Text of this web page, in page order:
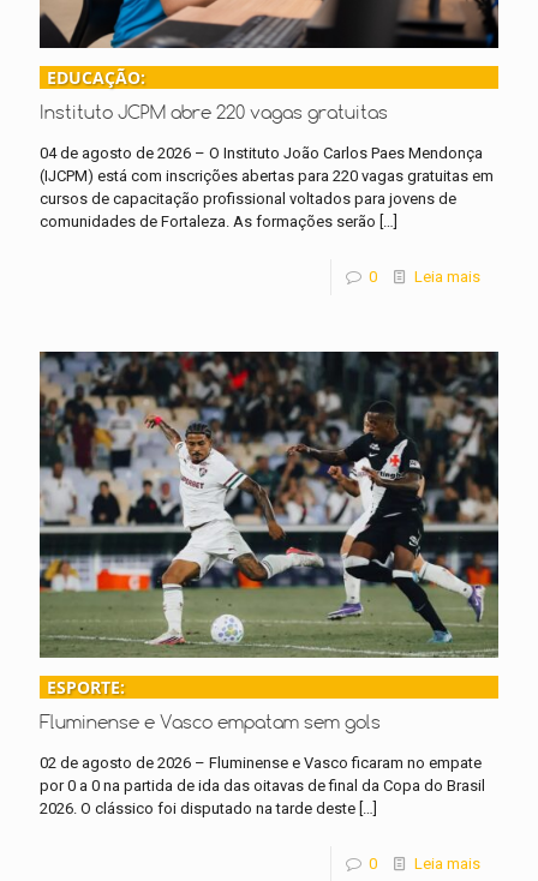
EDUCAÇÃO:
Instituto JCPM abre 220 vagas gratuitas
04 de agosto de 2026 – O Instituto João Carlos Paes Mendonça
(IJCPM) está com inscrições abertas para 220 vagas gratuitas em
cursos de capacitação profissional voltados para jovens de
comunidades de Fortaleza. As formações serão […]
0 Leia mais
ESPORTE:
Fluminense e Vasco empatam sem gols
02 de agosto de 2026 – Fluminense e Vasco ficaram no empate
por 0 a 0 na partida de ida das oitavas de final da Copa do Brasil
2026. O clássico foi disputado na tarde deste
0 Leia mais